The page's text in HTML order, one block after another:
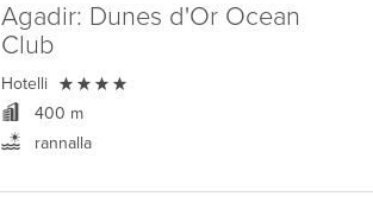
Agadir: Dunes d'Or Ocean
Club
Hotelli 
400 m
rannalla